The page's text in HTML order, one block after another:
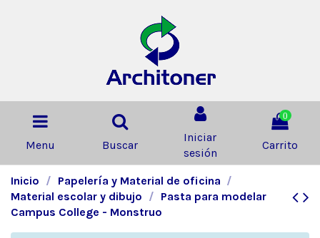
Menu Buscar
Iniciar
sesión
0
Carrito
Inicio
Papelería y Material de oficina
Material escolar y dibujo
Pasta para modelar
Campus College - Monstruo